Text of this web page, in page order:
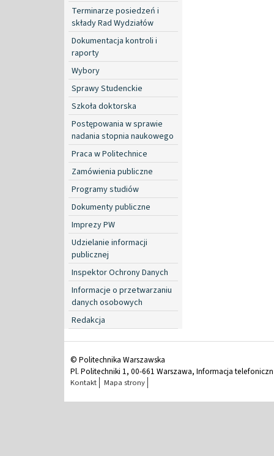
Terminarze posiedzeń i
składy Rad Wydziałów
Dokumentacja kontroli i
raporty
Wybory
Sprawy Studenckie
Szkoła doktorska
Postępowania w sprawie
nadania stopnia naukowego
Praca w Politechnice
Zamówienia publiczne
Programy studiów
Dokumenty publiczne
Imprezy PW
Udzielanie informacji
publicznej
Inspektor Ochrony Danych
Informacje o przetwarzaniu
danych osobowych
Redakcja
© Politechnika Warszawska
Pl. Politechniki 1, 00-661 Warszawa, Informacja
Kontakt Mapa strony